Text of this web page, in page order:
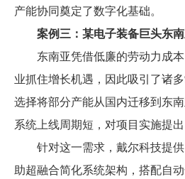
产能协同奠定了数字化基础。
案例三：某电子装备巨头东
东南亚凭借低廉的劳动力成
业抓住增长机遇，因此吸引了诸
选择将部分产能从国内迁移到东
系统上线周期短，对项目实施提出
针对这一需求，戴尔科技提供
助超融合简化系统架构，搭配自